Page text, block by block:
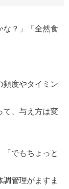
な？」「全然食
頻度やタイミン
て、与え方は変
「でもちょっと
管理がますま